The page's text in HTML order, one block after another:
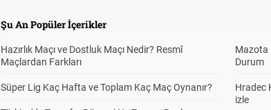
Şu An Popüler İçerikler
Hazırlık Maçı ve Dostluk Maçı Nedir? Resmî
Maçlardan Farkları
Süper Lig Kaç Hafta ve Toplam Kaç Maç Oynanır?
Mazota
Durum
Hradec
izle